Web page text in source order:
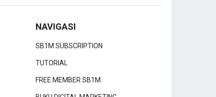
NAVIGASI
SB1M SUBSCRIPTION
TUTORIAL
FREE MEMBER SB1M